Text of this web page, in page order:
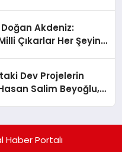
Akdeniz:
Çıkarlar Her Şeyin
Dev Projelerin
Salim Beyoğlu,
Haber Portalı